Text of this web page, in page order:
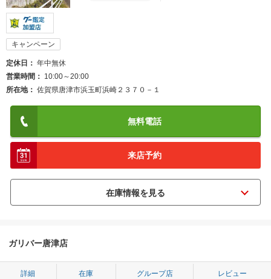
キャンペーン
定休日
年中無休
営業時間
10:00～20:00
所在地
佐賀県唐津市浜玉町浜崎２３７０－１
無料電話
来店予約
ガリバー唐津店
詳細 在庫 グループ店 レビュー